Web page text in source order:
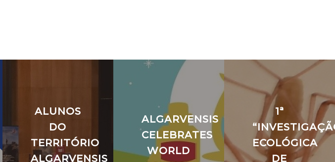
ALUNOS
DO
TERRITÓRIO
ALGARVENSIS
ALGARVENSIS
CELEBRATES
WORLD
1ª
ECOLÓGICA
DE